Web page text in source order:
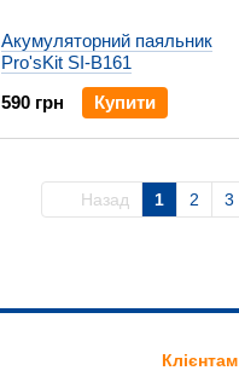
Акумуляторний паяльник
Pro'sKit SI-B161
590 грн
Купити
Назад 1 2 3
Клієнтам